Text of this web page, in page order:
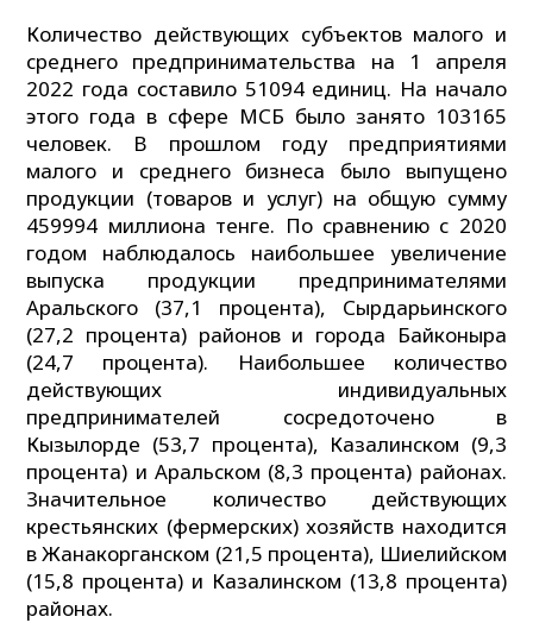
Количество действующих субъектов малого и
среднего предпринимательства на 1 апреля
2022 года составило 51094 единиц. На начало
этого года в сфере МСБ было занято 103165
человек. В прошлом году предприятиями
малого и среднего бизнеса было выпущено
продукции (товаров и услуг) на общую сумму
459994 миллиона тенге. По сравнению с 2020
годом наблюдалось наибольшее увеличение
выпуска продукции предпринимателями
Аральского (37,1 процента), Сырдарьинского
(27,2 процента) районов и города Байконыра
(24,7 процента). Наибольшее количество
действующих индивидуальных
предпринимателей сосредоточено в
Кызылорде (53,7 процента), Казалинском (9,3
процента) и Аральском (8,3 процента) районах.
Значительное количество действующих
крестьянских (фермерских) хозяйств находится
в Жанакорганском (21,5 процента), Шиелийском
(15,8 процента) и Казалинском (13,8 процента)
районах.